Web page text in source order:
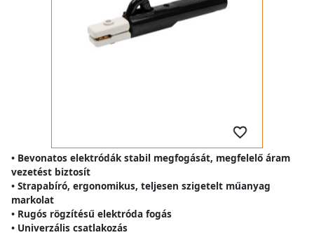
• Bevonatos elektródák stabil megfogását, megfelelő áram
vezetést biztosít
• Strapabíró, ergonomikus, teljesen szigetelt műanyag
markolat
• Rugós rögzítésű elektróda fogás
• Univerzális csatlakozás